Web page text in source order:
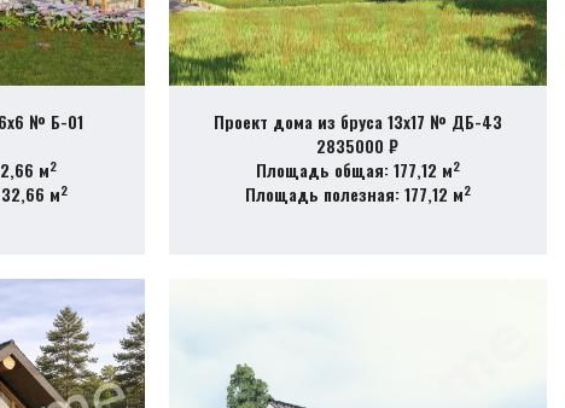
№ Б-01
м2
м2
Проект дома из бруса 13х17 № ДБ-43
2835000 ₽
Площадь общая: 177,12 м2
Площадь полезная: 177,12 м2